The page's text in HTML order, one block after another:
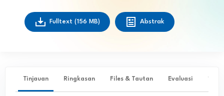
Fulltext (156 MB) Abstrak
Tinjauan Ringkasan Files & Tautan Evaluasi ✨